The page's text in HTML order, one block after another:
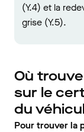
(Y.4) et la
grise (Y.5).
Où
sur le
du
Pour trouver la